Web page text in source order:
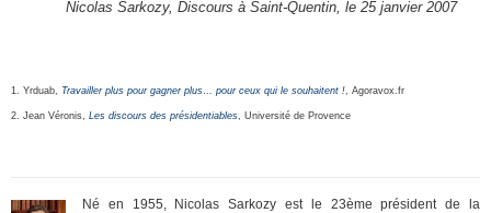
Nicolas Sarkozy, Discours à Saint-Quentin, le 25 janvier 2007
1. Yrduab, Travailler plus pour gagner plus… pour ceux qui le souhaitent ! , Agoravox.fr
2. Jean Véronis, Les discours des présidentiables , Université de Provence
Né en 1955, Nicolas Sarkozy est le 23ème président de la